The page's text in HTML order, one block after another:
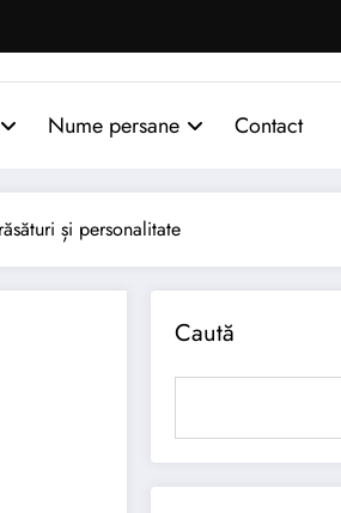
Nume persane Contact
și personalitate
Caută